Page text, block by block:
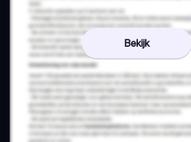
Bekijk